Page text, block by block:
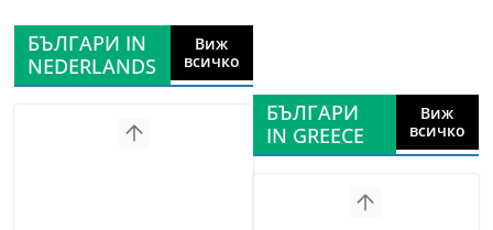
БЪЛГАРИ IN
NEDERLANDS
Виж
всичко
БЪЛГАРИ
IN GREECE
Виж
всичко